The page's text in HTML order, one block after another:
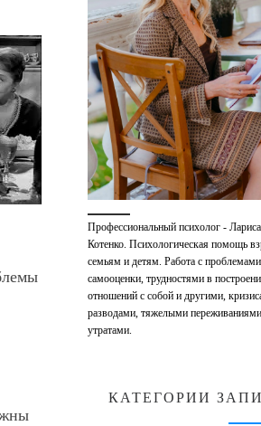
Профессиональный психолог - Лариса
Котенко. Психологическая помощь
семьям и детям. Работа с
самооценки, трудностями в
отношений с собой и другими,
разводами, тяжелыми
утратами.
КАТЕГОРИИ